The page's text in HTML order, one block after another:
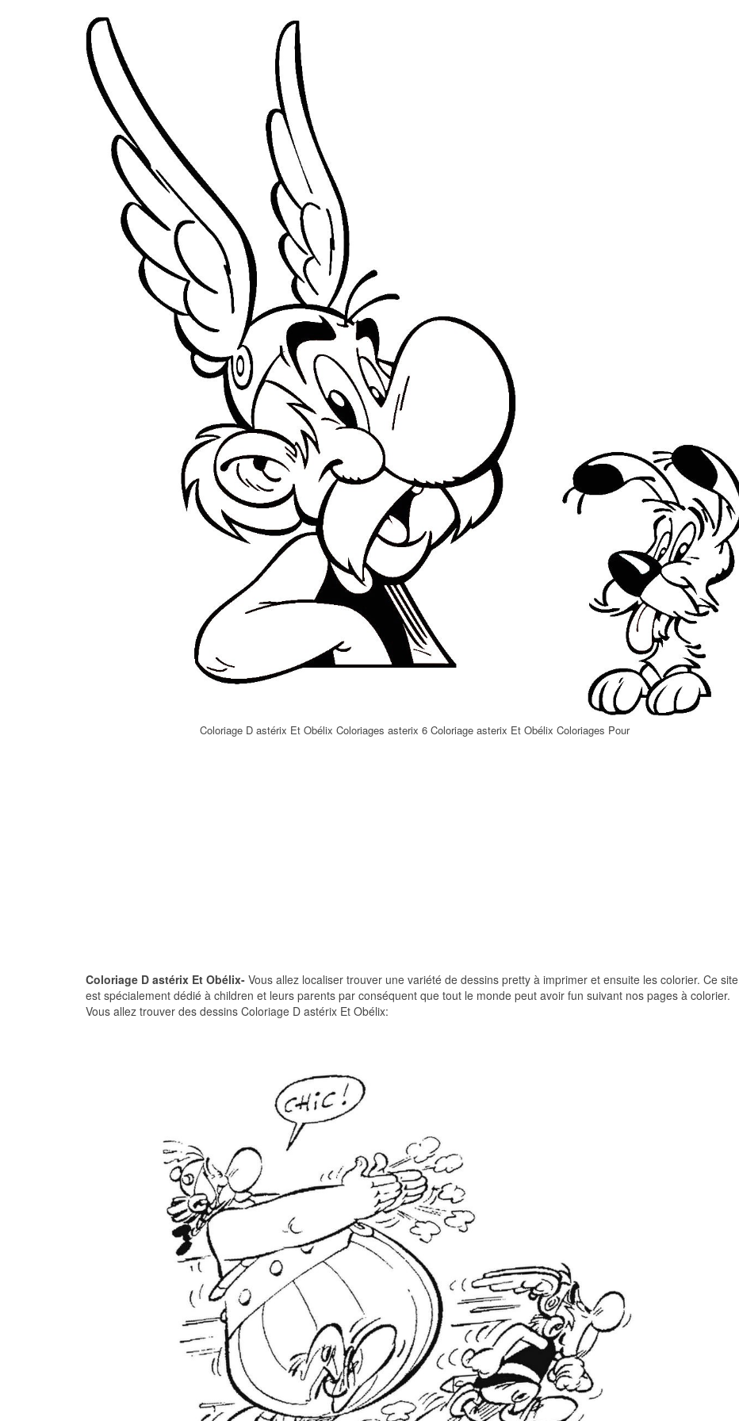
Coloriage D astérix Et Obélix Coloriages asterix 6 Coloriage asterix Et Obélix Coloriages Pour
Coloriage D astérix Et Obélix- Vous allez localiser trouver une variété de dessins pretty à imprimer et ensuite les colorier. Ce site
est spécialement dédié à children et leurs parents par conséquent que tout le monde peut avoir fun suivant nos pages à colorier.
Vous allez trouver des dessins Coloriage D astérix Et Obélix: